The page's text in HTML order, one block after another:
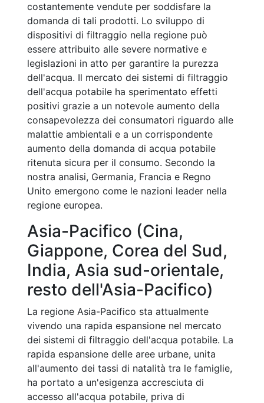
costantemente vendute per soddisfare la
domanda di tali prodotti. Lo sviluppo di
dispositivi di filtraggio nella regione può
essere attribuito alle severe normative e
legislazioni in atto per garantire la purezza
dell'acqua. Il mercato dei sistemi di filtraggio
dell'acqua potabile ha sperimentato effetti
positivi grazie a un notevole aumento della
consapevolezza dei consumatori riguardo alle
malattie ambientali e a un corrispondente
aumento della domanda di acqua potabile
ritenuta sicura per il consumo. Secondo la
nostra analisi, Germania, Francia e Regno
Unito emergono come le nazioni leader nella
regione europea.
Asia-Pacifico (Cina,
Giappone, Corea del Sud,
India, Asia sud-orientale,
resto dell'Asia-Pacifico)
La regione Asia-Pacifico sta attualmente
vivendo una rapida espansione nel mercato
dei sistemi di filtraggio dell'acqua potabile. La
rapida espansione delle aree urbane, unita
all'aumento dei tassi di natalità tra le famiglie,
ha portato a un'esigenza accresciuta di
accesso all'acqua potabile, priva di